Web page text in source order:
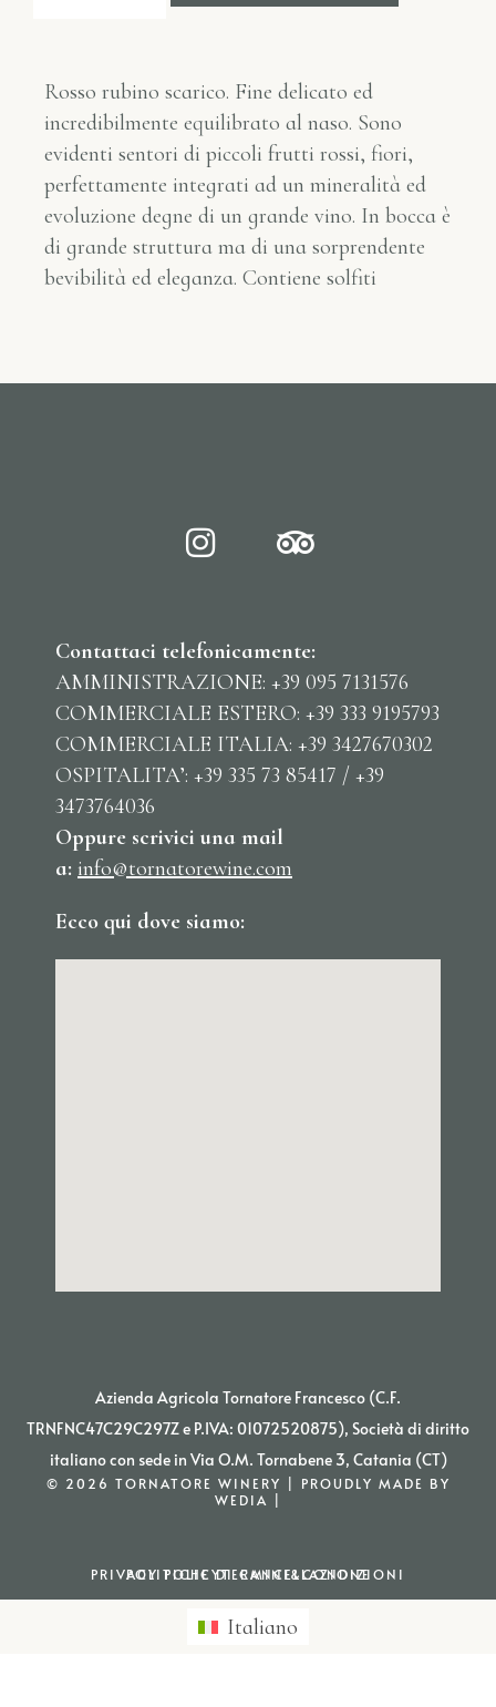
Rosso rubino scarico. Fine delicato ed
incredibilmente equilibrato al naso. Sono
evidenti sentori di piccoli frutti rossi, fiori,
perfettamente integrati ad un mineralità ed
evoluzione degne di un grande vino. In bocca è
di grande struttura ma di una sorprendente
bevibilità ed eleganza. Contiene solfiti
Contattaci telefonicamente:
AMMINISTRAZIONE: +39 095 7131576
COMMERCIALE ESTERO: +39 333 9195793
COMMERCIALE ITALIA: +39 3427670302
OSPITALITA’: +39 335 73 85417 / +39
3473764036
Oppure scrivici una mail
a: info@tornatorewine.com
Ecco qui dove siamo:
Azienda Agricola Tornatore Francesco (C.F.
TRNFNC47C29C297Z e P.IVA: 01072520875), Società di diritto
italiano con sede in Via O.M. Tornabene 3, Catania (CT)
© 2026 TORNATORE WINERY | PROUDLY MADE BY
WEDIA |
PRIVACY POLICYTERMINI&CONDIZIONI
POLITICHE DI CANCELLAZIONE
Italiano